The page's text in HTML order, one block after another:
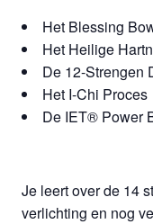
Het Blessing
Het Heilige
De 12-Strengen
Het I-Chi Proces
De IET® Power
Je leert over de 14
verlichting en nog